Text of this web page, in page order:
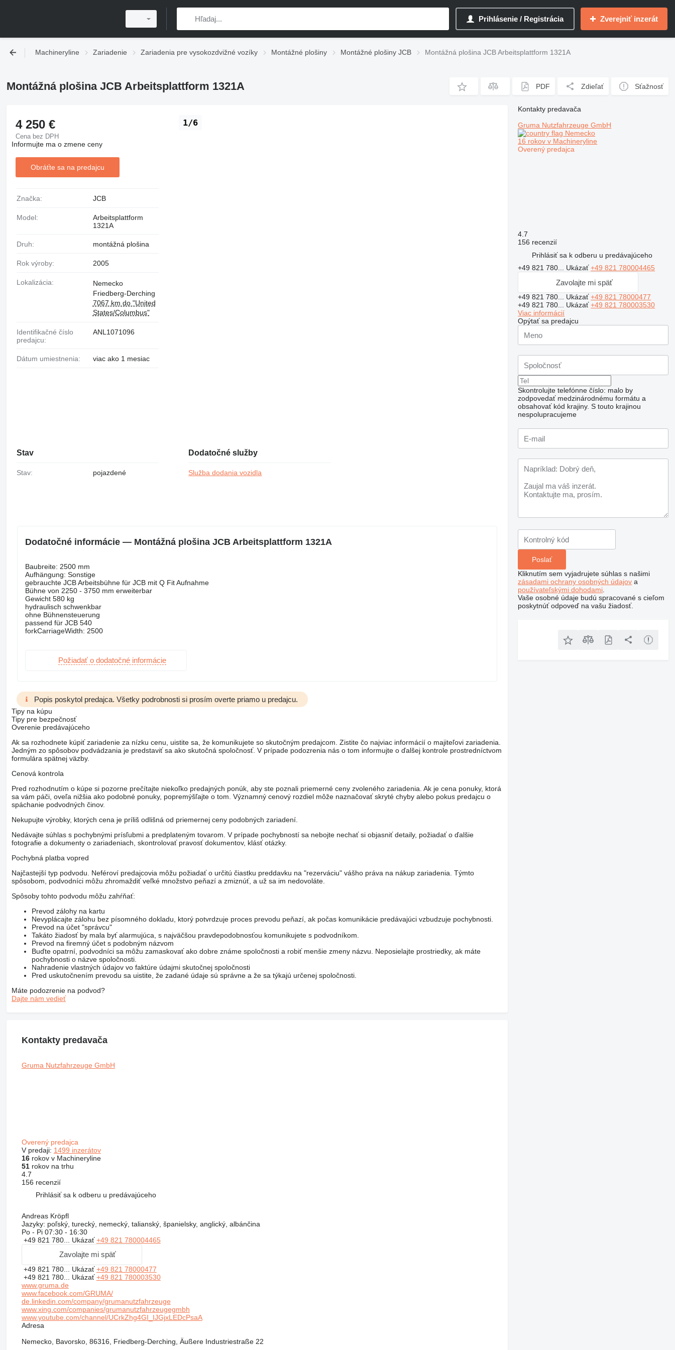
Prihlásenie / Registrácia Zverejniť inzerát
Machineryline Zariadenie Zariadenia pre vysokozdvižné vozíky Montážné plošiny Montážné plošiny JCB Montážná plošina JCB Arbeitsplattform 1321A
Montážná plošina JCB Arbeitsplattform 1321A PDF Zdieľať Sťažnosť
1/6
4 250 €
Cena bez DPH
Informujte ma o zmene ceny
Obráťte sa na predajcu
Značka: JCB
Model:
Arbeitsplattform
1321A
Druh: montážná plošina
Rok výroby: 2005
Lokalizácia:
Nemecko
Friedberg-Derching
7067 km do "United
States/Columbus"
Identifikačné číslo
predajcu:
ANL1071096
Dátum umiestnenia: viac ako 1 mesiac
Stav
Stav: pojazdené
Dodatočné služby
Služba dodania vozidla
Dodatočné informácie — Montážná plošina JCB Arbeitsplattform 1321A
Baubreite: 2500 mm
Aufhängung: Sonstige
gebrauchte JCB Arbeitsbühne für JCB mit Q Fit Aufnahme
Bühne von 2250 - 3750 mm erweiterbar
Gewicht 580 kg
hydraulisch schwenkbar
ohne Bühnensteuerung
passend für JCB 540
forkCarriageWidth: 2500
Požiadať o dodatočné informácie
Popis poskytol predajca. Všetky podrobnosti si prosím overte priamo u predajcu.
Tipy na kúpu
Tipy pre bezpečnosť
Overenie predávajúceho
Ak sa rozhodnete kúpiť zariadenie za nízku cenu, uistite sa, že komunikujete so skutočným predajcom. Zistite čo najviac informácií o majiteľovi zariadenia.
Jedným zo spôsobov podvádzania je predstaviť sa ako skutočná spoločnosť. V prípade podozrenia nás o tom informujte o ďalšej kontrole prostredníctvom
formulára spätnej väzby.
Cenová kontrola
Pred rozhodnutím o kúpe si pozorne prečítajte niekoľko predajných ponúk, aby ste poznali priemerné ceny zvoleného zariadenia. Ak je cena ponuky, ktorá
sa vám páči, oveľa nižšia ako podobné ponuky, popremýšľajte o tom. Významný cenový rozdiel môže naznačovať skryté chyby alebo pokus predajcu o
spáchanie podvodných činov.
Nekupujte výrobky, ktorých cena je príliš odlišná od priemernej ceny podobných zariadení.
Nedávajte súhlas s pochybnými prísľubmi a predplateným tovarom. V prípade pochybností sa nebojte nechať si objasniť detaily, požiadať o ďalšie
fotografie a dokumenty o zariadeniach, skontrolovať pravosť dokumentov, klásť otázky.
Pochybná platba vopred
Najčastejší typ podvodu. Neféroví predajcovia môžu požiadať o určitú čiastku preddavku na "rezerváciu" vášho práva na nákup zariadenia. Týmto
spôsobom, podvodníci môžu zhromaždiť veľké množstvo peňazí a zmiznúť, a už sa im nedovoláte.
Spôsoby tohto podvodu môžu zahŕňať:
Prevod zálohy na kartu
Nevyplácajte zálohu bez písomného dokladu, ktorý potvrdzuje proces prevodu peňazí, ak počas komunikácie predávajúci vzbudzuje pochybnosti.
Prevod na účet "správcu"
Takáto žiadosť by mala byť alarmujúca, s najväčšou pravdepodobnosťou komunikujete s podvodníkom.
Prevod na firemný účet s podobným názvom
Buďte opatrní, podvodníci sa môžu zamaskovať ako dobre známe spoločnosti a robiť menšie zmeny názvu. Neposielajte prostriedky, ak máte
pochybnosti o názve spoločnosti.
Nahradenie vlastných údajov vo faktúre údajmi skutočnej spoločnosti
Pred uskutočnením prevodu sa uistite, že zadané údaje sú správne a že sa týkajú určenej spoločnosti.
Máte podozrenie na podvod?
Dajte nám vedieť
Kontakty predavača
Gruma Nutzfahrzeuge GmbH
Overený predajca
V predaji: 1499 inzerátov
16rokov v Machineryline
51rokov na trhu
4.7
156 recenzií
Prihlásiť sa k odberu u predávajúceho
Andreas Kröpfl
Jazyky: poľský, turecký, nemecký, talianský, španielsky, anglický, albánčina
Po - Pi 07:30 - 16:30
+49 821 780... Ukázať+49 821 780004465
Zavolajte mi späť
+49 821 780... Ukázať+49 821 78000477
+49 821 780... Ukázať+49 821 780003530
www.gruma.de
www.facebook.com/GRUMA/
de.linkedin.com/company/grumanutzfahrzeuge
www.xing.com/companies/grumanutzfahrzeugegmbh
www.youtube.com/channel/UCrkZhg4GI_IJGjxLEDcPsaA
Adresa
Nemecko, Bavorsko, 86316, Friedberg-Derching, Äußere Industriestraße 22
Kontakty predavača
Gruma Nutzfahrzeuge GmbH
Nemecko
16 rokov v Machineryline
Overený predajca
4.7
156 recenzií
Prihlásiť sa k odberu u predávajúceho
+49 821 780... Ukázať+49 821 780004465
Zavolajte mi späť
+49 821 780... Ukázať+49 821 78000477
+49 821 780... Ukázať+49 821 780003530
Viac informácií
Opýtať sa predajcu
Skontrolujte telefónne číslo: malo by
zodpovedať medzinárodnému formátu a
obsahovať kód krajiny. S touto krajinou
nespolupracujeme
Kliknutím sem vyjadrujete súhlas s našimi
zásadami ochrany osobných údajov a
používateľskými dohodami
Vaše osobné údaje budú spracované s cieľom
poskytnúť odpoveď na vašu žiadosť.